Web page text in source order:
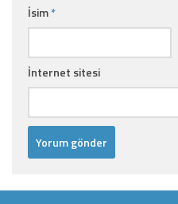
İsim*
İnternet sitesi